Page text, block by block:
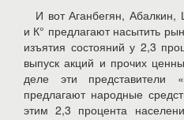
И вот Аганбегян,
и К° предлагают насытить
изъятия состояний у 2,3
выпуск акций и прочих
деле эти представители
предлагают народные
этим 2,3 процента